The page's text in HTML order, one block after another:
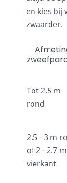
en kies bij
zwaarder.
Tot 2.5 m
rond
2.5 - 3 m
of 2 - 2.7 m
vierkant